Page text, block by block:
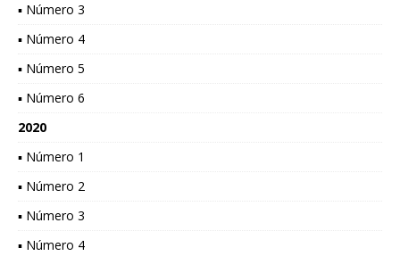
▪ Número 3
▪ Número 4
▪ Número 5
▪ Número 6
2020
▪ Número 1
▪ Número 2
▪ Número 3
▪ Número 4